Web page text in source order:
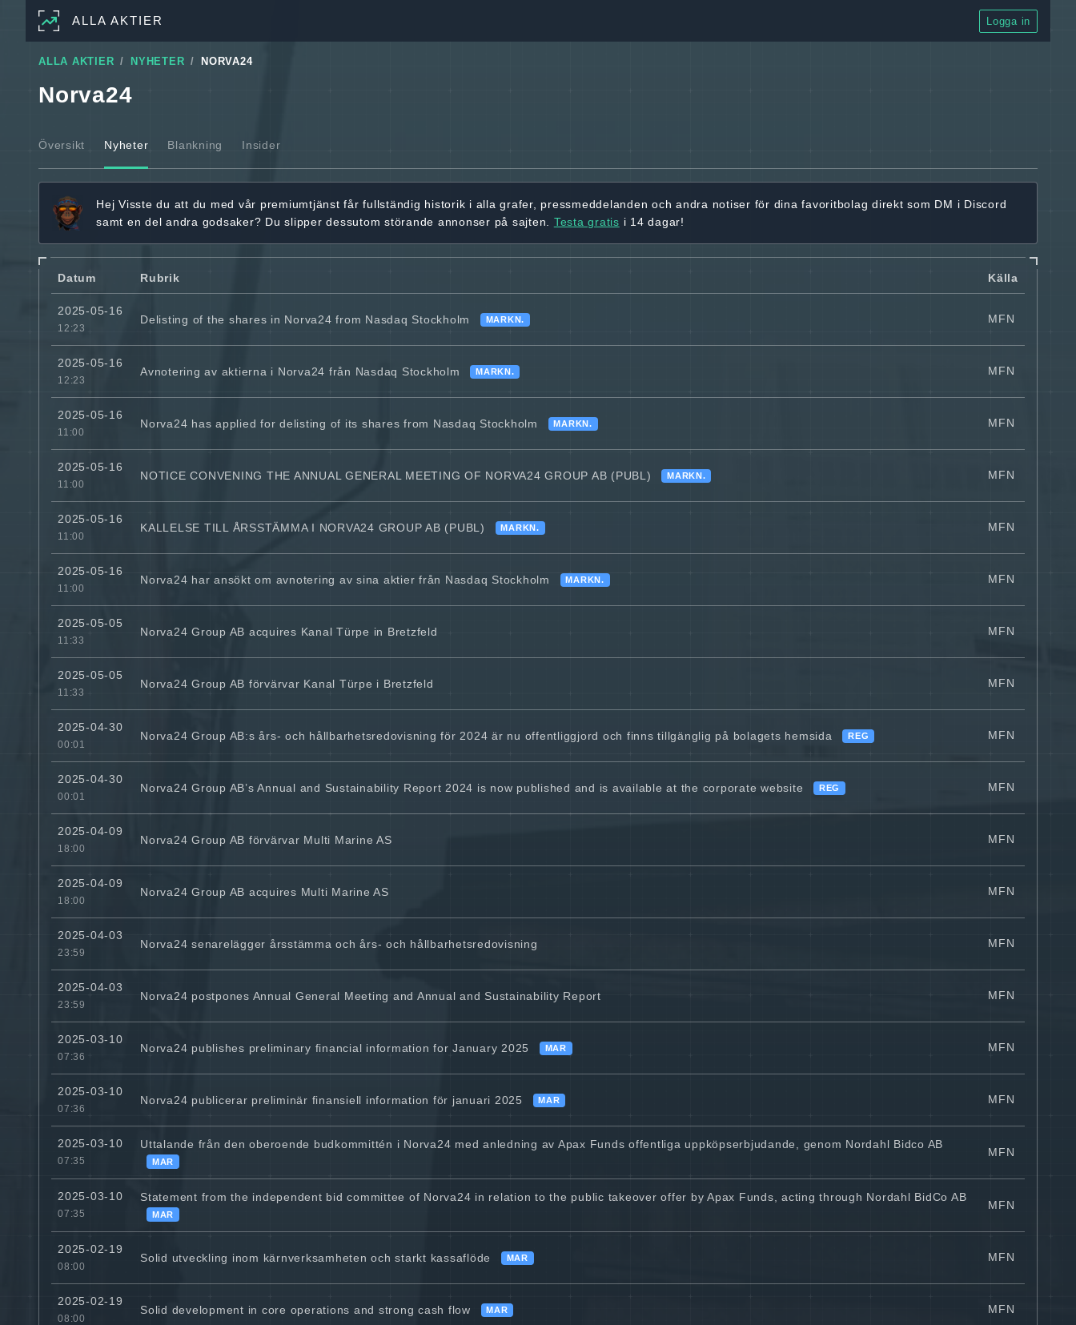
ALLA AKTIER Logga in
ALLA AKTIER NYHETER NORVA24
Norva24
Översikt Nyheter Blankning Insider
Hej Visste du att du med vår premiumtjänst fårfullständig historik i alla grafer, pressmeddelanden och andra notiser för dina favoritbolag direkt som DM i Discord
samt en del andra godsaker? Du slipper dessutom störande annonser på sajten. Testa gratis i 14 dagar!
Datum Rubrik Källa
2025-05-16
12:23
Delisting of the shares in Norva24 from Nasdaq Stockholm MARKN. MFN
2025-05-16
12:23
Avnotering av aktierna i Norva24 från Nasdaq Stockholm MARKN. MFN
2025-05-16
11:00
Norva24 has applied for delisting of its shares from Nasdaq Stockholm MARKN. MFN
2025-05-16
11:00
NOTICE CONVENING THE ANNUAL GENERAL MEETING OF NORVA24 GROUP AB (PUBL) MARKN. MFN
2025-05-16
11:00
KALLELSE TILL ÅRSSTÄMMA I NORVA24 GROUP AB (PUBL) MARKN. MFN
2025-05-16
11:00
Norva24 har ansökt om avnotering av sina aktier från Nasdaq Stockholm MARKN. MFN
2025-05-05
11:33
Norva24 Group AB acquires Kanal Türpe in Bretzfeld MFN
2025-05-05
11:33
Norva24 Group AB förvärvar Kanal Türpe i Bretzfeld MFN
2025-04-30
00:01
Norva24 Group AB:s års- och hållbarhetsredovisning för 2024 är nu offentliggjord och finns tillgänglig på bolagets hemsida REG MFN
2025-04-30
00:01
Norva24 Group AB’s Annual and Sustainability Report 2024 is now published and is available at the corporate website REG MFN
2025-04-09
18:00
Norva24 Group AB förvärvar Multi Marine AS MFN
2025-04-09
18:00
Norva24 Group AB acquires Multi Marine AS MFN
2025-04-03
23:59
Norva24 senarelägger årsstämma och års- och hållbarhetsredovisning MFN
2025-04-03
23:59
Norva24 postpones Annual General Meeting and Annual and Sustainability Report MFN
2025-03-10
07:36
Norva24 publishes preliminary financial information for January 2025 MAR MFN
2025-03-10
07:36
Norva24 publicerar preliminär finansiell information för januari 2025 MAR MFN
2025-03-10
07:35
Uttalande från den oberoende budkommittén i Norva24 med anledning av Apax Funds offentliga uppköpserbjudande, genom Nordahl Bidco AB
MAR
MFN
2025-03-10
07:35
Statement from the independent bid committee of Norva24 in relation to the public takeover offer by Apax Funds, acting through Nordahl BidCo AB
MAR
MFN
2025-02-19
08:00
Solid utveckling inom kärnverksamheten och starkt kassaflöde MAR MFN
2025-02-19
08:00
Solid development in core operations and strong cash flow MAR MFN